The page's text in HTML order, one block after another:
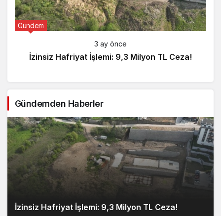
Gündem
3 ay önce
İzinsiz Hafriyat İşlemi: 9,3 Milyon TL Ceza!
Gündemden Haberler
İzinsiz Hafriyat İşlemi: 9,3 Milyon TL Ceza!